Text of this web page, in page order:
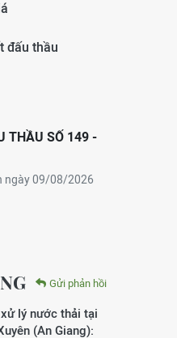
đấu thầu
THẦU SỐ 149 -
ngày 09/08/2026
Gửi phản hồi
lý nước thải tại
(An Giang):